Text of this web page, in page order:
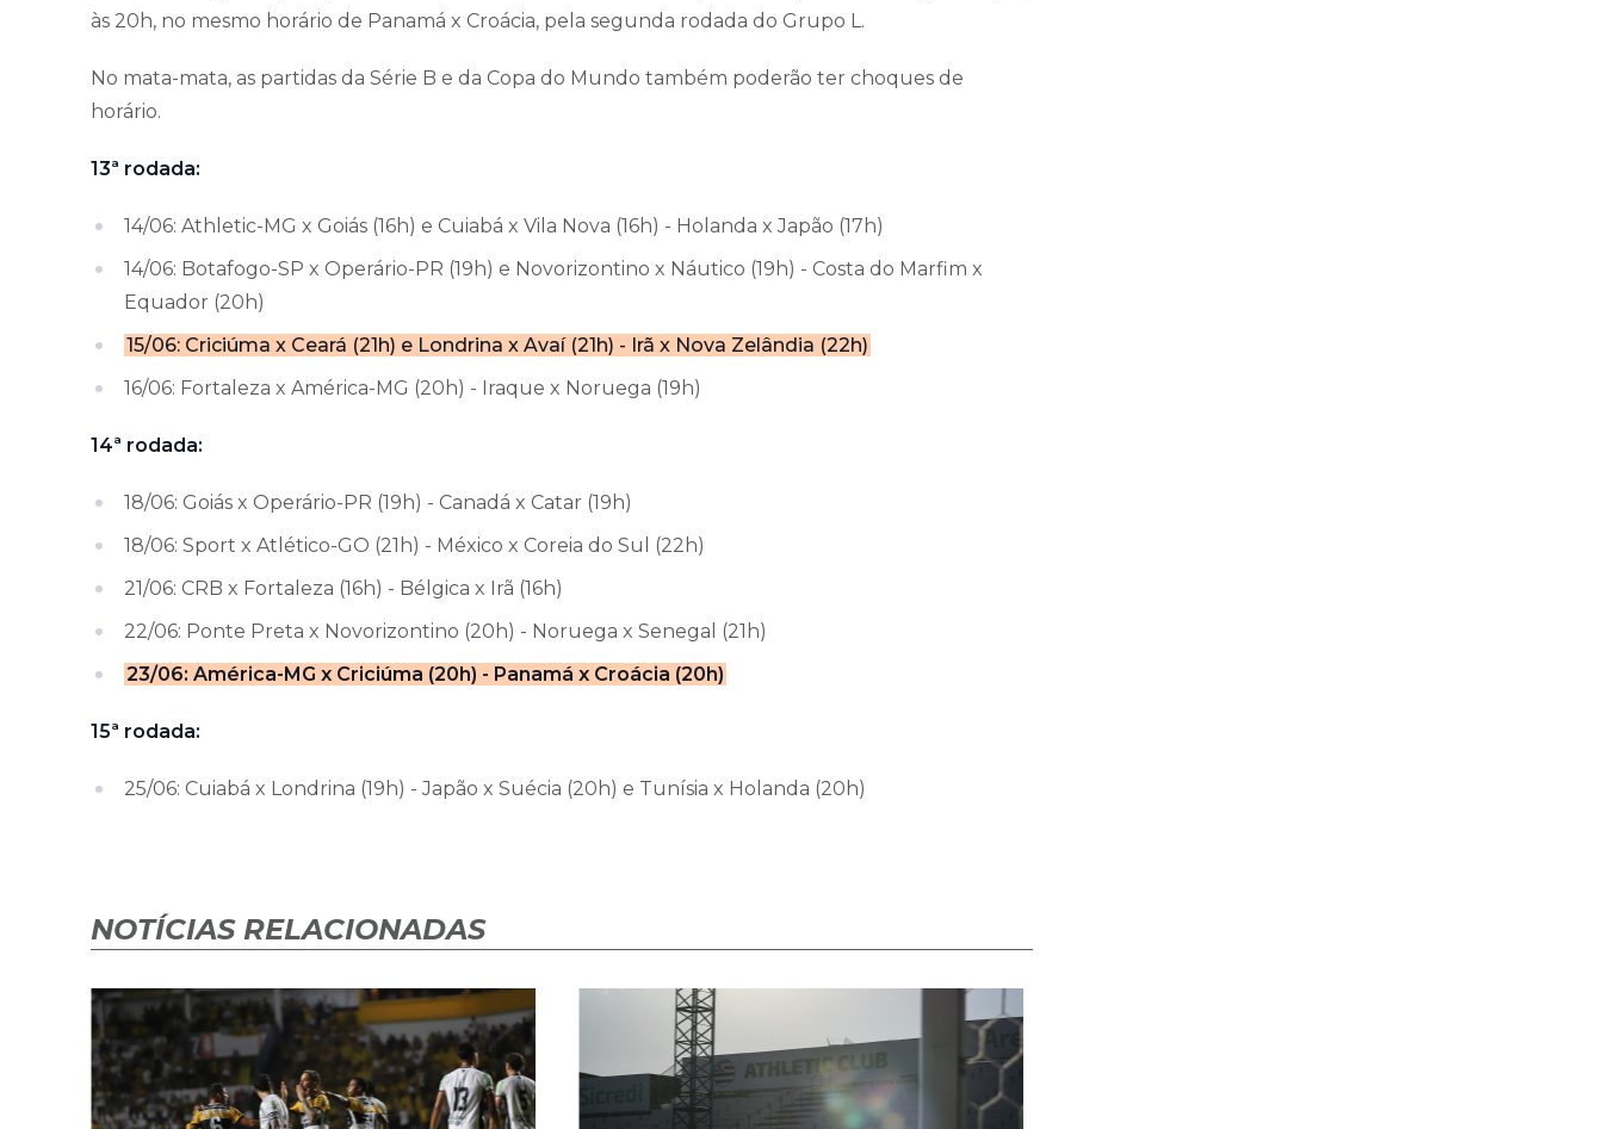
às 20h, no mesmo horário de Panamá x Croácia, pela segunda rodada do Grupo L.
No mata-mata, as partidas da Série B e da Copa do Mundo também poderão ter choques de
horário.
13ª rodada:
14/06: Athletic-MG x Goiás (16h) e Cuiabá x Vila Nova (16h) - Holanda x Japão (17h)
14/06: Botafogo-SP x Operário-PR (19h) e Novorizontino x Náutico (19h) - Costa do Marfim x
Equador (20h)
15/06: Criciúma x Ceará (21h) e Londrina x Avaí (21h) - Irã x Nova Zelândia (22h)
16/06: Fortaleza x América-MG (20h) - Iraque x Noruega (19h)
14ª rodada:
18/06: Goiás x Operário-PR (19h) - Canadá x Catar (19h)
18/06: Sport x Atlético-GO (21h) - México x Coreia do Sul (22h)
21/06: CRB x Fortaleza (16h) - Bélgica x Irã (16h)
22/06: Ponte Preta x Novorizontino (20h) - Noruega x Senegal (21h)
23/06: América-MG x Criciúma (20h) - Panamá x Croácia (20h)
15ª rodada:
25/06: Cuiabá x Londrina (19h) - Japão x Suécia (20h) e Tunísia x Holanda (20h)
NOTÍCIAS RELACIONADAS